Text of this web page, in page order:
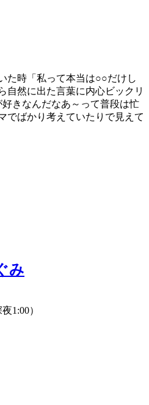
た時「私って本当は○○だけし
自然に出た言葉に内心ビックリ
好きなんだなあ～って普段は忙
でばかり考えていたりで見えて
1:00）